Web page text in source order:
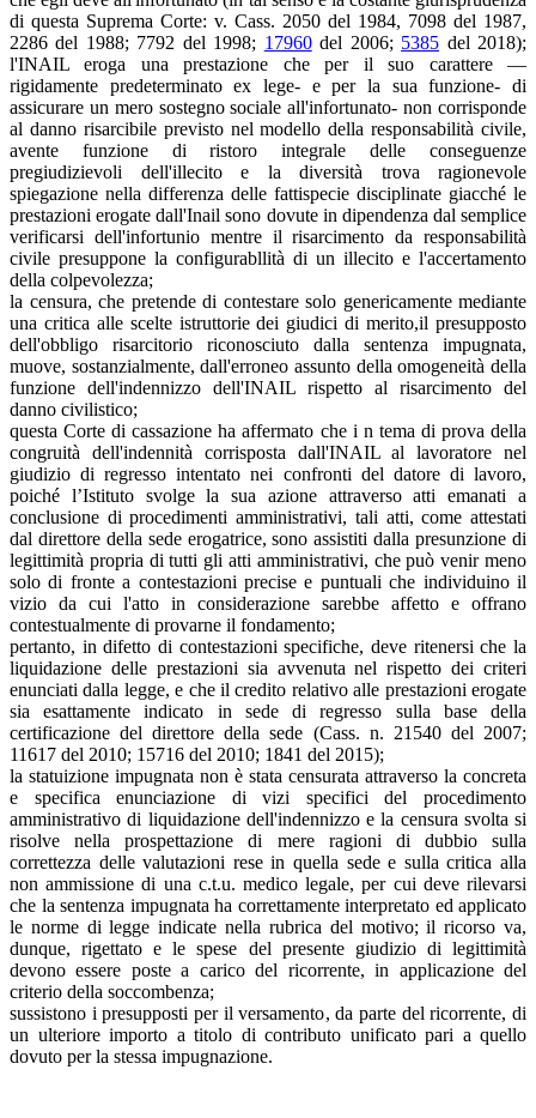
di questa Suprema Corte: v. Cass. 2050 del 1984, 7098 del 1987,
2286 del 1988; 7792 del 1998; 17960del 2006; 5385 del 2018);
l'INAIL eroga una prestazione che per il suo carattere —
rigidamente predeterminato ex lege- e per la sua funzione- di
assicurare un mero sostegno sociale all'infortunato- non corrisponde
al danno risarcibile previsto nel modello della responsabilità civile,
avente funzione di ristoro integrale delle conseguenze
pregiudizievoli dell'illecito e la diversità trova ragionevole
spiegazione nella differenza delle fattispecie disciplinate giacché le
prestazioni erogate dall'Inail sono dovute in dipendenza dal semplice
verificarsi dell'infortunio mentre il risarcimento da responsabilità
civile presuppone la configurabllità di un illecito e l'accertamento
della colpevolezza;
la censura, che pretende di contestare solo genericamente mediante
una critica alle scelte istruttorie dei giudici di merito,il presupposto
dell'obbligo risarcitorio riconosciuto dalla sentenza impugnata,
muove, sostanzialmente, dall'erroneo assunto della omogeneità della
funzione dell'indennizzo dell'INAIL rispetto al risarcimento del
danno civilistico;
questa Corte di cassazione ha affermato che i n tema di prova della
congruità dell'indennità corrisposta dall'INAIL al lavoratore nel
giudizio di regresso intentato nei confronti del datore di lavoro,
poiché l’Istituto svolge la sua azione attraverso atti emanati a
conclusione di procedimenti amministrativi, tali atti, come attestati
dal direttore della sede erogatrice, sono assistiti dalla presunzione di
legittimità propria di tutti gli atti amministrativi, che può venir meno
solo di fronte a contestazioni precise e puntuali che individuino il
vizio da cui l'atto in considerazione sarebbe affetto e offrano
contestualmente di provarne il fondamento;
pertanto, in difetto di contestazioni specifiche, deve ritenersi che la
liquidazione delle prestazioni sia avvenuta nel rispetto dei criteri
enunciati dalla legge, e che il credito relativo alle prestazioni erogate
sia esattamente indicato in sede di regresso sulla base della
certificazione del direttore della sede (Cass. n. 21540 del 2007;
11617 del 2010; 15716 del 2010; 1841 del 2015);
la statuizione impugnata non è stata censurata attraverso la concreta
e specifica enunciazione di vizi specifici del procedimento
amministrativo di liquidazione dell'indennizzo e la censura svolta si
risolve nella prospettazione di mere ragioni di dubbio sulla
correttezza delle valutazioni rese in quella sede e sulla critica alla
non ammissione di una c.t.u. medico legale, per cui deve rilevarsi
che la sentenza impugnata ha correttamente interpretato ed applicato
le norme di legge indicate nella rubrica del motivo; il ricorso va,
dunque, rigettato e le spese del presente giudizio di legittimità
devono essere poste a carico del ricorrente, in applicazione del
criterio della soccombenza;
sussistono i presupposti per il versamento, da parte del ricorrente, di
un ulteriore importo a titolo di contributo unificato pari a quello
dovuto per la stessa impugnazione.